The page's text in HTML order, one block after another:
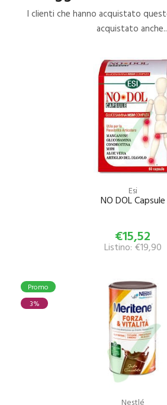
I clienti che hanno acquistato
acquistato
Esi
NO DOL Capsule
€15,52
Listino: €19,90
Promo
3%
Nestlé